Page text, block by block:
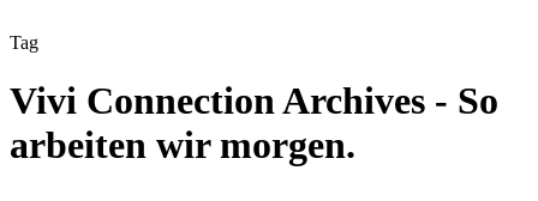
Tag
Vivi Connection Archives - So
arbeiten wir morgen.